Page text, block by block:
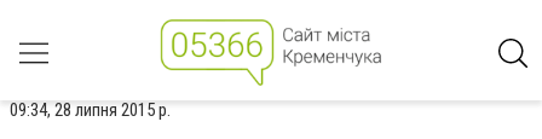
09:34, 28 липня 2015 р.